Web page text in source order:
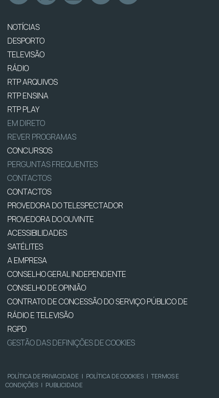
NOTÍCIAS
DESPORTO
TELEVISÃO
RÁDIO
RTP ARQUIVOS
RTP ENSINA
RTP PLAY
EM DIRETO
REVER PROGRAMAS
CONCURSOS
PERGUNTAS FREQUENTES
CONTACTOS
CONTACTOS
PROVEDORA DO TELESPECTADOR
PROVEDORA DO OUVINTE
ACESSIBILIDADES
SATÉLITES
A EMPRESA
CONSELHO GERAL INDEPENDENTE
CONSELHO DE OPINIÃO
CONTRATO DE CONCESSÃO DO SERVIÇO PÚBLICO DE
RÁDIO E TELEVISÃO
RGPD
GESTÃO DAS DEFINIÇÕES DE COOKIES
POLÍTICA DE PRIVACIDADE | POLÍTICA DE COOKIES | TERMOS E
CONDIÇÕES | PUBLICIDADE